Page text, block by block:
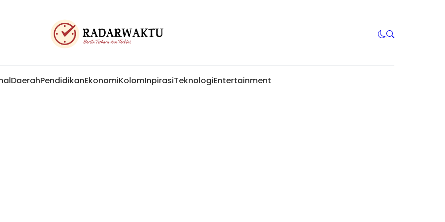
DaerahPendidikanEkonomiKolomInpirasiTeknologiEntertainment